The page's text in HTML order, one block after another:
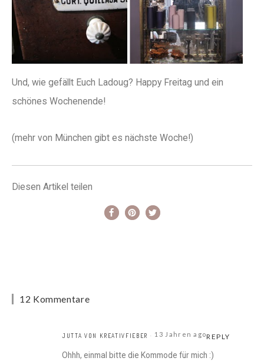
Und, wie gefällt Euch Ladoug? Happy Freitag und ein
schönes Wochenende!
(mehr von München gibt es nächste Woche!)
Diesen Artikel teilen
12 Kommentare
JUTTA VON KREATIVFIEBER 13 Jahren agoREPLY
Ohhh, einmal bitte die Kommode für mich :)